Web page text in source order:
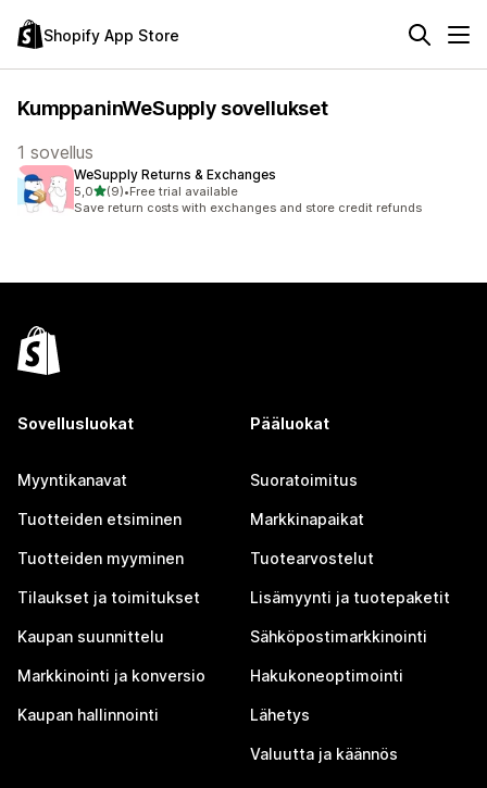
Shopify App Store
KumppaninWeSupply sovellukset
1 sovellus
WeSupply Returns & Exchanges
5,0/ 5 tähteä
(9)
9 arvostelua yhteensä
•Free trial available
Save return costs with exchanges and store credit refunds
Sovellusluokat
Myyntikanavat
Tuotteiden etsiminen
Tuotteiden myyminen
Tilaukset ja toimitukset
Kaupan suunnittelu
Markkinointi ja konversio
Kaupan hallinnointi
Pääluokat
Suoratoimitus
Markkinapaikat
Tuotearvostelut
Lisämyynti ja tuotepaketit
Sähköpostimarkkinointi
Hakukoneoptimointi
Lähetys
Valuutta ja käännös